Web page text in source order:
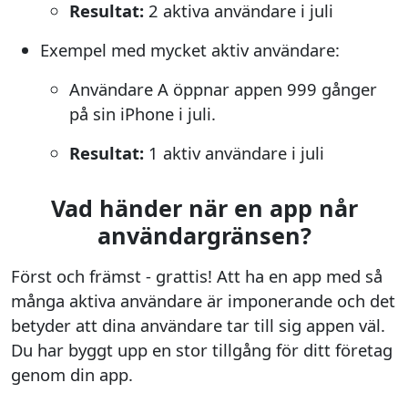
Resultat: 2 aktiva användare i juli
Exempel med mycket aktiv användare:
Användare A öppnar appen 999 gånger
på sin iPhone i juli.
Resultat: 1 aktiv användare i juli
Vad händer när en app når
användargränsen?
Först och främst - grattis! Att ha en app med så
många aktiva användare är imponerande och det
betyder att dina användare tar till sig appen väl.
Du har byggt upp en stor tillgång för ditt företag
genom din app.